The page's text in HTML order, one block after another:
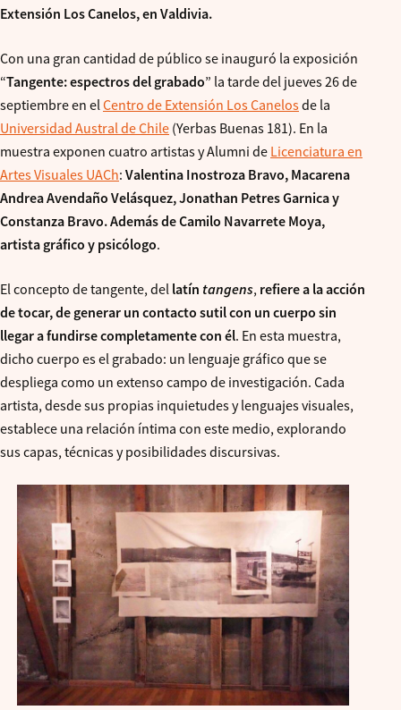
Extensión Los Canelos, en Valdivia.
Con una gran cantidad de público se inauguró la exposición
“Tangente: espectros del grabado” la tarde del jueves 26 de
septiembre en elCentro de Extensión Los Canelosde la
Universidad Austral de Chile (Yerbas Buenas 181). En la
muestra exponen cuatro artistas y Alumni de Licenciatura en
Artes Visuales UACh: Valentina Inostroza Bravo, Macarena
Andrea Avendaño Velásquez, Jonathan Petres Garnica y
Constanza Bravo. Además de Camilo Navarrete Moya,
artista gráfico y psicólogo.
El concepto de tangente, del latín tangens, refiere a la acción
de tocar, de generar un contacto sutil con un cuerpo sin
llegar a fundirse completamente con él. En esta muestra,
dicho cuerpo es el grabado: un lenguaje gráfico que se
despliega como un extenso campo de investigación. Cada
artista, desde sus propias inquietudes y lenguajes visuales,
establece una relación íntima con este medio, explorando
sus capas, técnicas y posibilidades discursivas.